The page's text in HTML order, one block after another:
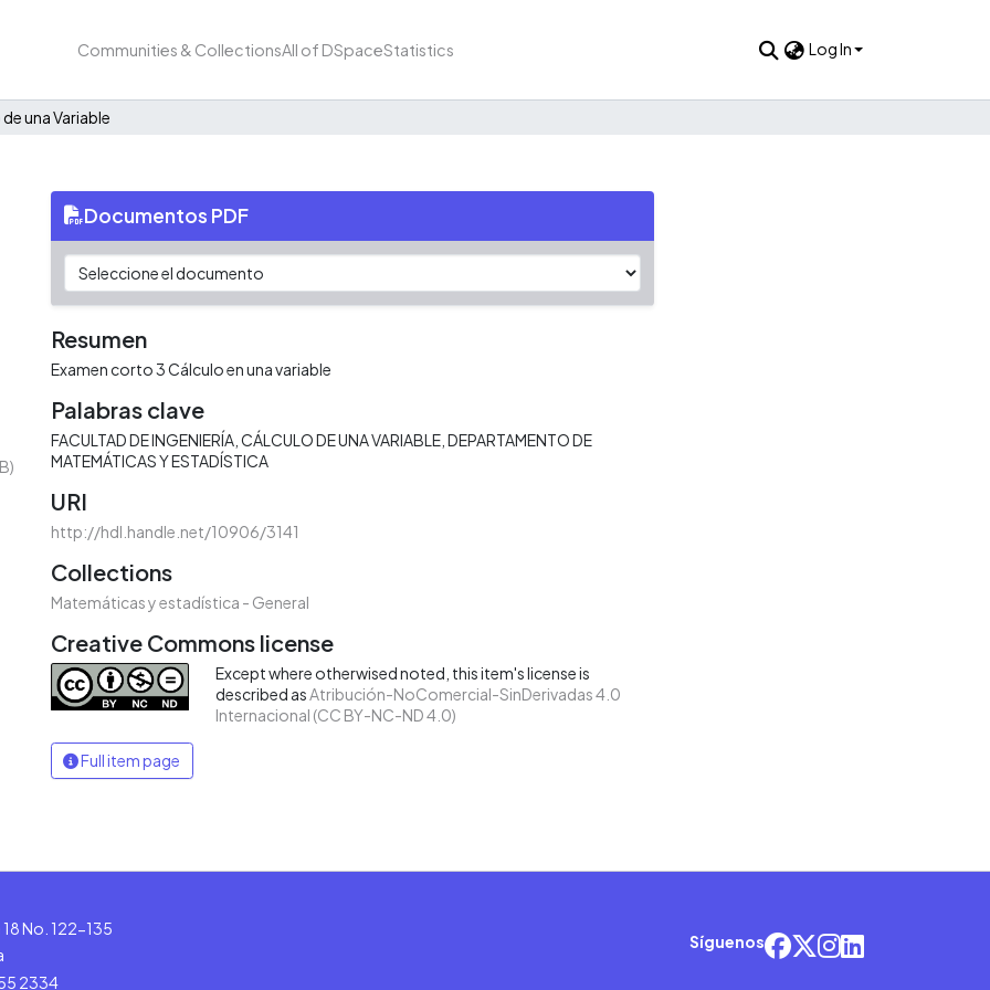
Communities & CollectionsAll of DSpaceStatistics Log In
una Variable
Documentos PDF
Resumen
Examen corto 3 Cálculo en una variable
Palabras clave
FACULTAD DE INGENIERÍA CÁLCULO DE UNA VARIABLE DEPARTAMENTO DE
MATEMÁTICAS Y ESTADÍSTICA
URI
http://hdl.handle.net/10906/3141
Collections
Matemáticas y estadística - General
Creative Commons license
Except where otherwised noted, this item's license is
described as Atribución-NoComercial-SinDerivadas 4.0
Internacional (CC BY-NC-ND 4.0)
Full item page
No. 122-135
2334
Síguenos